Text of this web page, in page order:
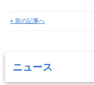
« 前の記事へ
ニュース